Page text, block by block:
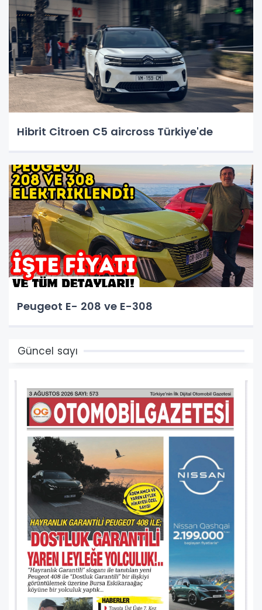
Hibrit Citroen C5 aircross Türkiye'de
Peugeot E- 208 ve E-308
Güncel sayı